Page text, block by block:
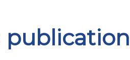
publication